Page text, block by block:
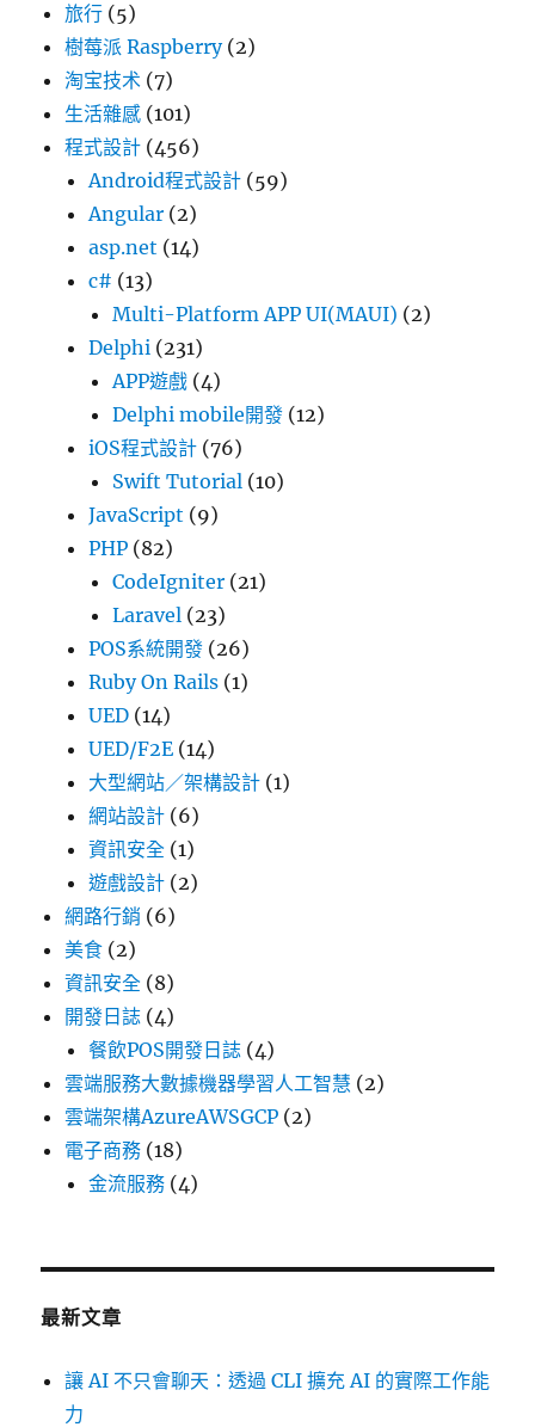
旅行 (5)
樹莓派 Raspberry(2)
淘宝技术 (7)
生活雜感 (101)
程式設計 (456)
Android程式設計 (59)
Angular (2)
asp.net (14)
c# (13)
Multi-Platform APP UI(MAUI) (2)
Delphi (231)
APP遊戲 (4)
Delphi mobile開發 (12)
iOS程式設計 (76)
Swift Tutorial (10)
JavaScript (9)
PHP (82)
CodeIgniter (21)
Laravel (23)
POS系統開發 (26)
Ruby On Rails (1)
UED (14)
UED/F2E (14)
大型網站／架構設計 (1)
網站設計 (6)
資訊安全 (1)
遊戲設計 (2)
網路行銷 (6)
美食 (2)
資訊安全 (8)
開發日誌 (4)
餐飲POS開發日誌 (4)
雲端服務大數據機器學習人工智慧 (2)
雲端架構AzureAWSGCP (2)
電子商務 (18)
金流服務 (4)
最新文章
讓 AI 不只會聊天：透過 CLI 擴充 AI 的實際工作能
力